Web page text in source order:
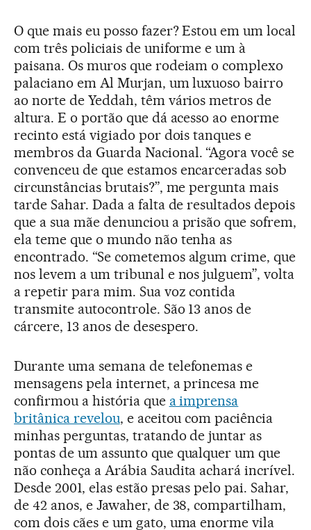
O que mais eu posso fazer? Estou em um local
com três policiais de uniforme e um à
paisana. Os muros que rodeiam o complexo
palaciano em Al Murjan, um luxuoso bairro
ao norte de Yeddah, têm vários metros de
altura. E o portão que dá acesso ao enorme
recinto está vigiado por dois tanques e
membros da Guarda Nacional. “Agora você se
convenceu de que estamos encarceradas sob
circunstâncias brutais?”, me pergunta mais
tarde Sahar. Dada a falta de resultados depois
que a sua mãe denunciou a prisão que sofrem,
ela teme que o mundo não tenha as
encontrado. “Se cometemos algum crime, que
nos levem a um tribunal e nos julguem”, volta
a repetir para mim. Sua voz contida
transmite autocontrole. São 13 anos de
cárcere, 13 anos de desespero.
Durante uma semana de telefonemas e
mensagens pela internet, a princesa me
confirmou a história que a imprensa
britânica revelou, e aceitou com paciência
minhas perguntas, tratando de juntar as
pontas de um assunto que qualquer um que
não conheça a Arábia Saudita achará incrível.
Desde 2001, elas estão presas pelo pai. Sahar,
de 42 anos, e Jawaher, de 38, compartilham,
com dois cães e um gato, uma enorme vila